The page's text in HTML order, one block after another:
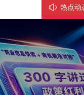
视野热点动